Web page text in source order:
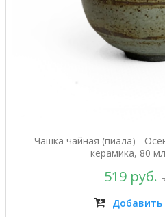
Чашка чайная (пиала) -
керамика, 80
519 руб.
Добавить